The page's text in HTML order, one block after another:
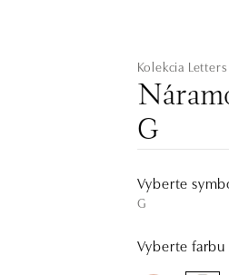
Kolekcia Letters
G
Vyberte
G
Vyberte farbu